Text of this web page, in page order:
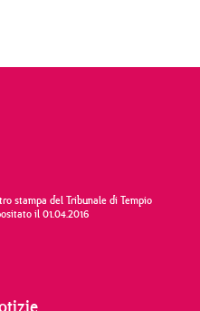
stampa del Tribunale di Tempio
il 01.04.2016